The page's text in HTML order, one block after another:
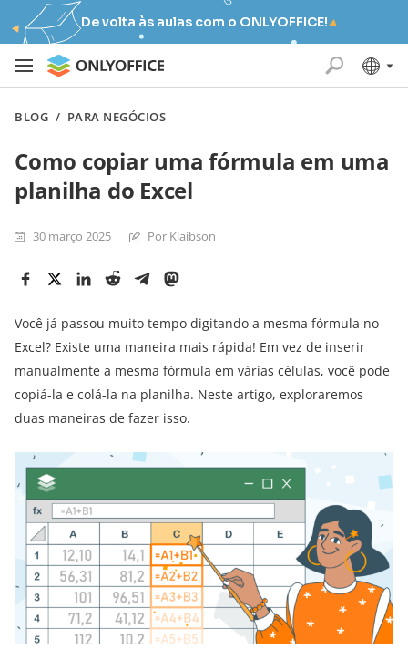
De volta às aulas com o ONLYOFFICE!
BLOG / PARA NEGÓCIOS
Como copiar uma fórmula em uma
planilha do Excel
30 março 2025 Por Klaibson
Você já passou muito tempo digitando a mesma fórmula no
Excel? Existe uma maneira mais rápida! Em vez de inserir
manualmente a mesma fórmula em várias células, você pode
copiá-la e colá-la na planilha. Neste artigo, exploraremos
duas maneiras de fazer isso.